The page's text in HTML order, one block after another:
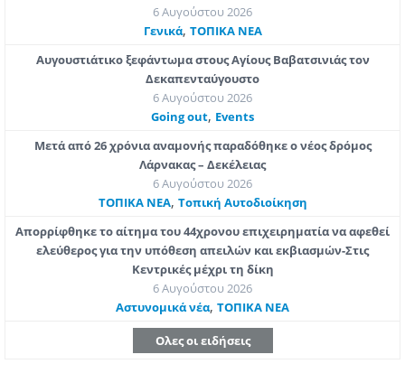
6 Αυγούστου 2026
Γενικά, ΤΟΠΙΚΑ ΝΕΑ
Αυγουστιάτικο ξεφάντωμα στους Αγίους Βαβατσινιάς τον
Δεκαπενταύγουστο
6 Αυγούστου 2026
Going out, Εvents
Μετά από 26 χρόνια αναμονής παραδόθηκε ο νέος δρόμος
Λάρνακας – Δεκέλειας
6 Αυγούστου 2026
ΤΟΠΙΚΑ ΝΕΑ, Τοπική Αυτοδιοίκηση
Απορρίφθηκε το αίτημα του 44χρονου επιχειρηματία να αφεθεί
ελεύθερος για την υπόθεση απειλών και εκβιασμών-Στις
Κεντρικές μέχρι τη δίκη
6 Αυγούστου 2026
Aστυνομικά νέα, ΤΟΠΙΚΑ ΝΕΑ
Ολες οι ειδήσεις